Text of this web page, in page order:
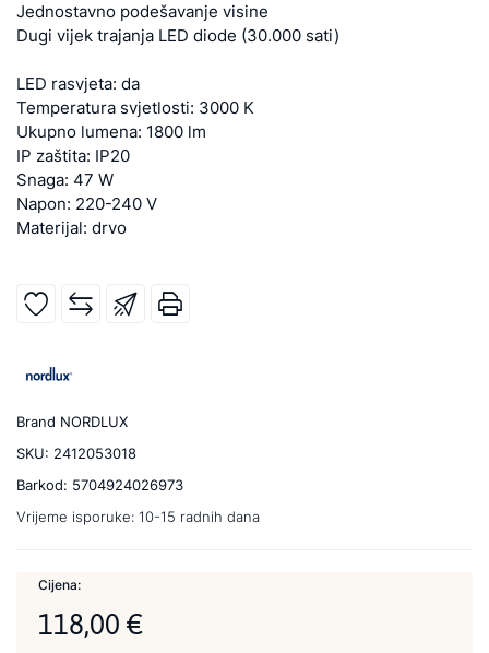
Jednostavno podešavanje visine
Dugi vijek trajanja LED diode (30.000 sati)
LED rasvjeta: da
Temperatura svjetlosti: 3000 K
Ukupno lumena: 1800 lm
IP zaštita: IP20
Snaga: 47 W
Napon: 220-240 V
Materijal: drvo
Brand NORDLUX
SKU: 2412053018
Barkod: 5704924026973
Vrijeme isporuke: 10-15 radnih dana
Cijena:
118,00 €